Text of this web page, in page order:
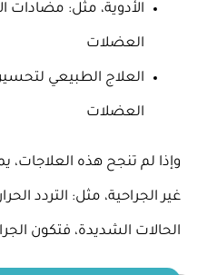
الأدوية، مثل: مضادات
العضلات
العلاج الطبيعي
العضلات
وإذا لم تنجح هذه العلاجات،
غير الجراحية، مثل: التردد
الحالات الشديدة، فتكون